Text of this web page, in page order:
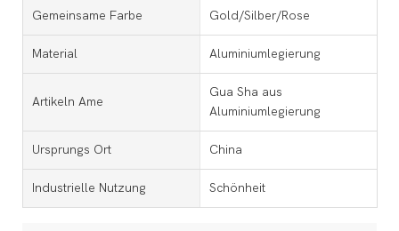
Gemeinsame Farbe Gold/Silber/Rose
Material Aluminiumlegierung
Artikeln Ame
Gua Sha aus
Aluminiumlegierung
Ursprungs Ort China
Industrielle Nutzung Schönheit